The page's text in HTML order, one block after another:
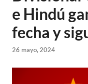
e Hindú
fecha y
26 mayo, 2024